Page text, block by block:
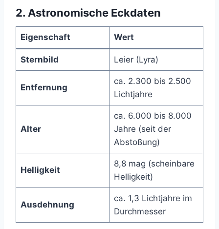
2. Astronomische Eckdaten
Eigenschaft Wert
Sternbild Leier (Lyra)
Entfernung
ca. 2.300 bis 2.500
Lichtjahre
Alter
ca. 6.000 bis 8.000
Jahre (seit der
Abstoßung)
Helligkeit
8,8 mag (scheinbare
Helligkeit)
Ausdehnung
ca. 1,3 Lichtjahre im
Durchmesser